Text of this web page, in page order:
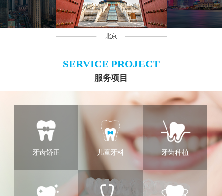
北京
SERVICE PROJECT
服务项目
牙齿矫正 儿童牙科 牙齿种植